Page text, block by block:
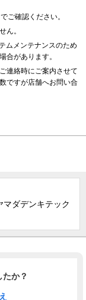
でご確認ください。
ん。
ムメンテナンスのため
合があります。
連絡時にご案内させて
ですが店舗へお問い合
ダデンキテック
か？